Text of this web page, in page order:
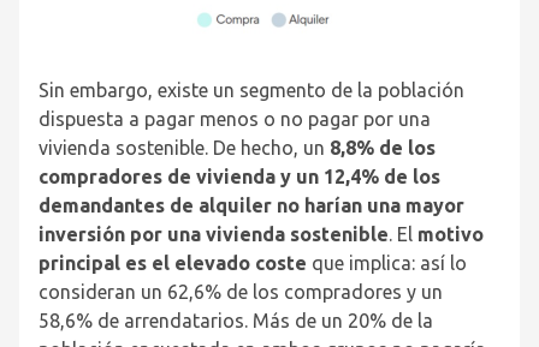
Sin embargo, existe un segmento de la población
dispuesta a pagar menos o no pagar por una
vivienda sostenible. De hecho, un 8,8% de los
compradores de vivienda y un 12,4% de los
demandantes de alquiler no harían una mayor
inversión por una vivienda sostenible. El motivo
principal es el elevado coste que implica: así lo
consideran un 62,6% de los compradores y un
58,6% de arrendatarios. Más de un 20% de la